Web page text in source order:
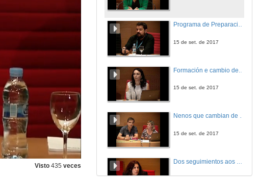
Visto 435 veces
Programa de Preparación, apoio e acompañamento ás familias adoptivas
15 de set. de 2017
15 de set. de 2017
Nenos que cambian de familia mantendo as vinculaciones: un punto de encontro entre as familias acogedoras e as familias adoptivas.
15 de set. de 2017